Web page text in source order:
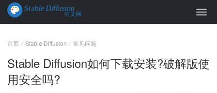
首页 Stable Diffusion 常见问题
Stable Diffusion如何下载安装?破解版使
用安全吗?